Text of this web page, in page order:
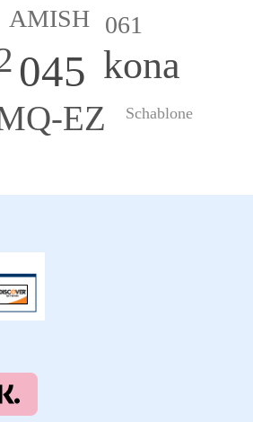
045 kona
EZ
AMISH 061
Schablone